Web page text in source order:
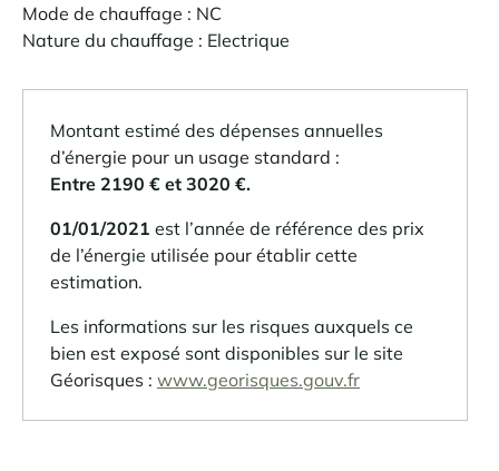
Mode de chauffage : NC
Nature du chauffage : Electrique
Montant estimé des dépenses annuelles
d’énergie pour un usage standard :
Entre 2190 € et 3020 €.
01/01/2021 est l’année de référence des prix
de l’énergie utilisée pour établir cette
estimation.
Les informations sur les risques auxquels ce
bien est exposé sont disponibles sur le site
Géorisques : www.georisques.gouv.fr